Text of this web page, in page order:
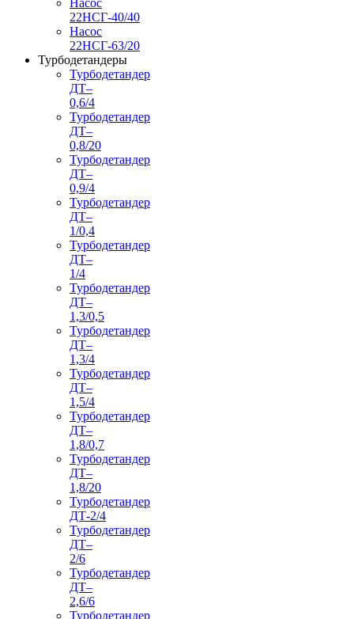
22НСГ-40/40
Насос
22НСГ-63/20
Турбодетандеры
Турбодетандер
ДТ–
0,6/4
Турбодетандер
ДТ–
0,8/20
Турбодетандер
ДТ–
0,9/4
Турбодетандер
ДТ–
1/0,4
Турбодетандер
ДТ–
1/4
Турбодетандер
ДТ–
1,3/0,5
Турбодетандер
ДТ–
1,3/4
Турбодетандер
ДТ–
1,5/4
Турбодетандер
ДТ–
1,8/0,7
Турбодетандер
ДТ–
1,8/20
Турбодетандер
ДТ-2/4
Турбодетандер
ДТ–
2/6
Турбодетандер
ДТ–
2,6/6
Турбодетандер